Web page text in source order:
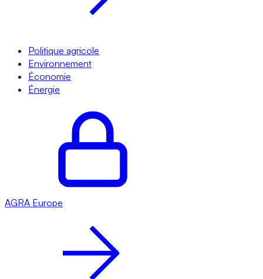
Politique agricole
Environnement
Économie
Énergie
AGRA Europe